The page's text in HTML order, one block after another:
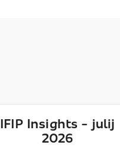
IFIP Insights - julij
2026